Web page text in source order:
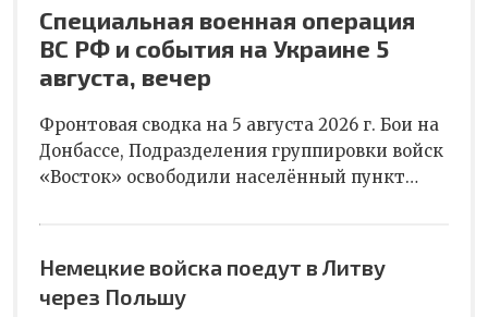
Специальная военная операция
ВС РФ и события на Украине 5
августа, вечер
Фронтовая сводка на 5 августа 2026 г. Бои на
Донбассе, Подразделения группировки войск
«Восток» освободили населённый пункт…
Немецкие войска поедут в Литву
через Польшу